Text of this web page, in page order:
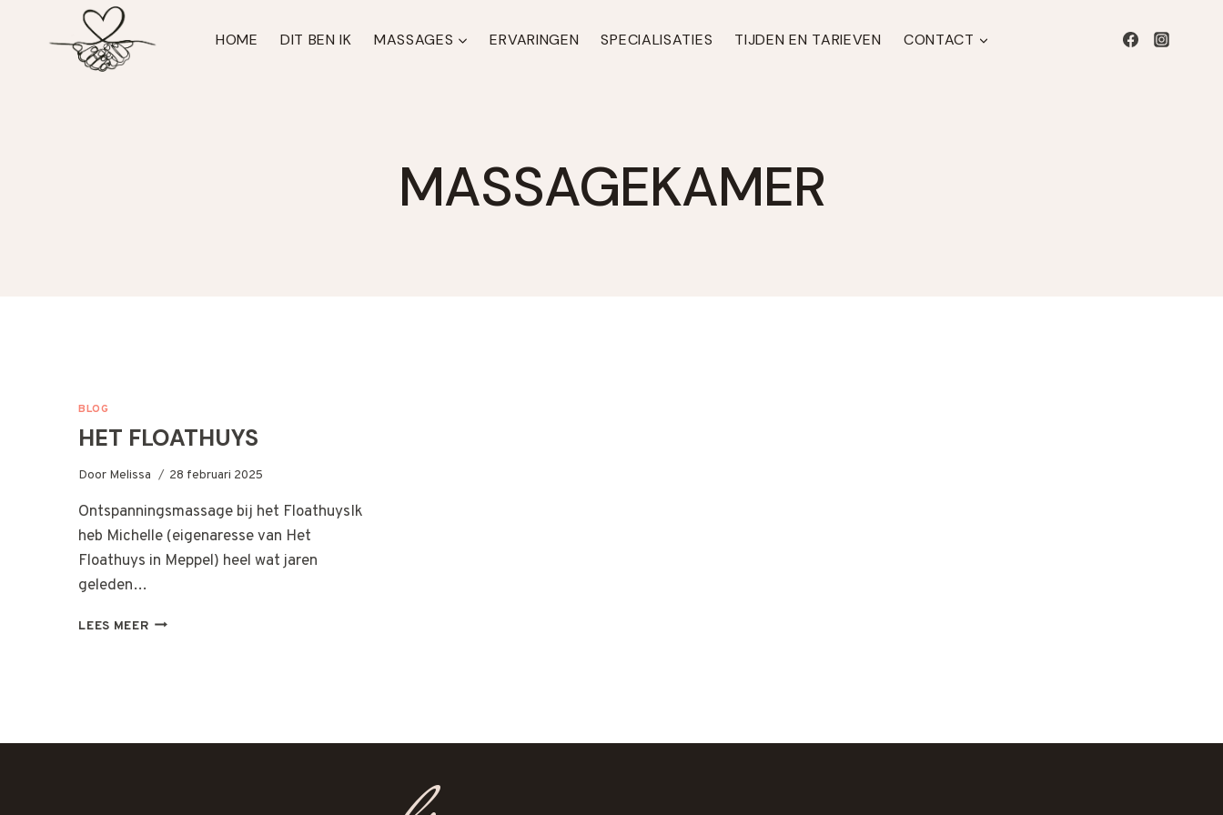
HOME DIT BEN IK MASSAGES ERVARINGEN SPECIALISATIES TIJDEN EN TARIEVEN CONTACT
MASSAGEKAMER
BLOG
HET FLOATHUYS
Door Melissa 28 februari 2025
Ontspanningsmassage bij het FloathuysIk
heb Michelle (eigenaresse van Het
Floathuys in Meppel) heel wat jaren
geleden…
LEES MEERHET